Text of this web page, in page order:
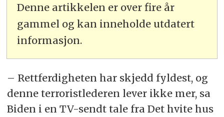
Denne artikkelen er over fire år
gammel og kan inneholde utdatert
informasjon.
– Rettferdigheten har skjedd fyldest, og
denne terroristlederen lever ikke mer, sa
Biden i en TV-sendt tale fra Det hvite hus